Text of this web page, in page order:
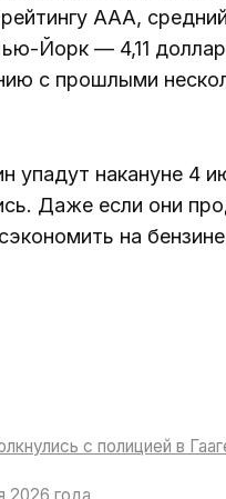
AAA,
Йорк — 4,11
с прошлыми
упадут накануне 4
Даже если они
на
с полицией в
2026 года